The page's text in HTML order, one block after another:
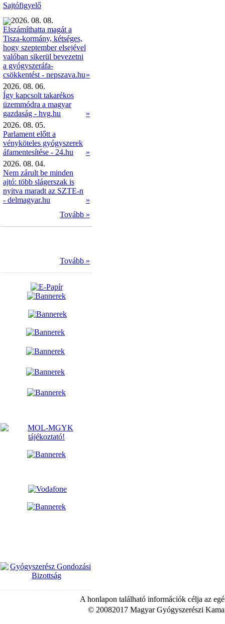
Sajtófigyelő
2026. 08. 08.
Elszámíthatta magát a
Tisza-kormány, kétséges,
hogy szeptember elsejével
valóban sikerül bevezetni
a gyógyszeráfa-
csökkentést - nepszava.hu»
2026. 08. 06.
Így kapcsolt takarékos
üzemmódra a magyar
gazdaság - hvg.hu
»
2026. 08. 05.
Parlament előtt a
vényköteles gyógyszerek
áfamentesítése - 24.hu
»
2026. 08. 04.
Nem zárult be minden
ajtó: több slágerszak is
nyitva maradt az SZTE-n
- delmagyar.hu
»
Tovább »
Tovább »
A honlapon található információk célja az
© 20082017 Magyar Gyógyszerészi